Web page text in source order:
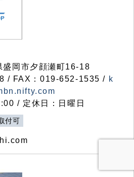
岡市夕顔瀬町16-18
/ FAX：019-652-1535 / k
/ 定休日：日曜日
付可